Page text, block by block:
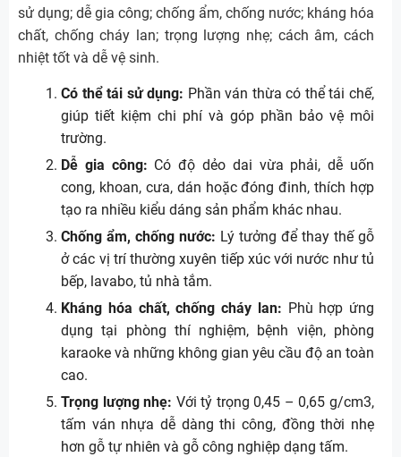
sử dụng; dễ gia công; chống ẩm, chống nước; kháng hóa
chất, chống cháy lan; trọng lượng nhẹ; cách âm, cách
nhiệt tốt và dễ vệ sinh.
Có thể tái sử dụng: Phần ván thừa có thể tái chế,
giúp tiết kiệm chi phí và góp phần bảo vệ môi
trường.
Dễ gia công: Có độ dẻo dai vừa phải, dễ uốn
cong, khoan, cưa, dán hoặc đóng đinh, thích hợp
tạo ra nhiều kiểu dáng sản phẩm khác nhau.
Chống ẩm, chống nước: Lý tưởng để thay thế gỗ
ở các vị trí thường xuyên tiếp xúc với nước như tủ
bếp, lavabo, tủ nhà tắm.
Kháng hóa chất, chống cháy lan: Phù hợp ứng
dụng tại phòng thí nghiệm, bệnh viện, phòng
karaoke và những không gian yêu cầu độ an toàn
cao.
Trọng lượng nhẹ: Với tỷ trọng 0,45 – 0,65 g/cm3,
tấm ván nhựa dễ dàng thi công, đồng thời nhẹ
hơn gỗ tự nhiên và gỗ công nghiệp dạng tấm.